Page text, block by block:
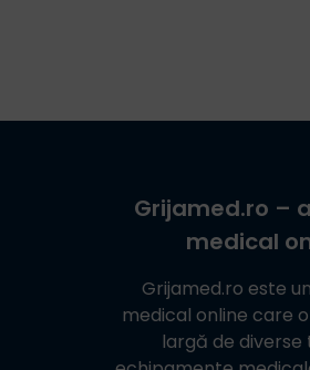
Grijamed.ro –
medical
Grijamed.ro este
medical online care
largă de diverse